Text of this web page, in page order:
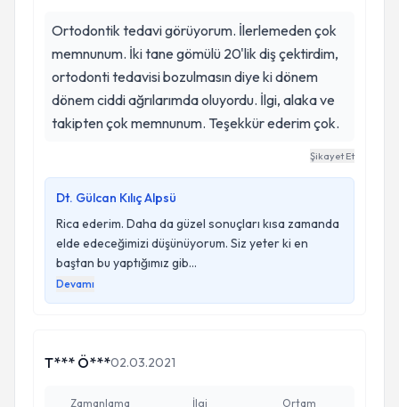
Ortodontik tedavi görüyorum. İlerlemeden çok
memnunum. İki tane gömülü 20'lik diş çektirdim,
ortodonti tedavisi bozulmasın diye ki dönem
dönem ciddi ağrılarımda oluyordu. İlgi, alaka ve
takipten çok memnunum. Teşekkür ederim çok.
Şikayet Et
Dt. Gülcan Kılıç Alpsü
Rica ederim. Daha da güzel sonuçları kısa zamanda
elde edeceğimizi düşünüyorum. Siz yeter ki en
baştan bu yaptığımız gib...
Devamı
T*** Ö***02.03.2021
Zamanlama İlgi Ortam